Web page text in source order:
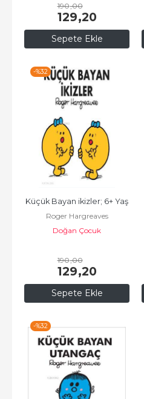
Sepete Ekle
190,00
129,20
-%32
Sepete Ekle
Küçük Bayan ikizler; 6+ Yaş
Roger Hargreaves
Doğan Çocuk
190,00
129,20
-%32